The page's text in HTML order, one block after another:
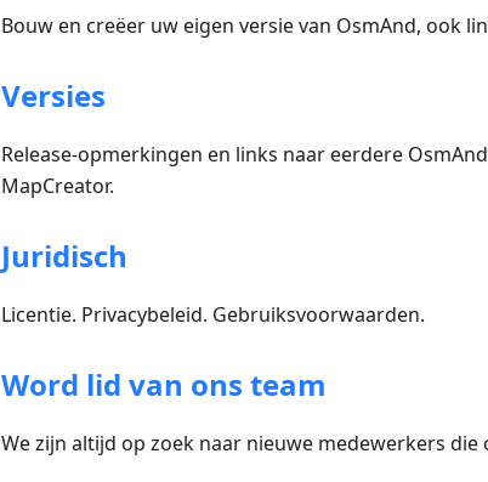
Bouw en creëer uw eigen versie van OsmAnd, ook
Versies
Release-opmerkingen en links naar eerdere
MapCreator.
Juridisch
Licentie. Privacybeleid. Gebruiksvoorwaarden.
Word lid van ons team
We zijn altijd op zoek naar nieuwe medewerkers